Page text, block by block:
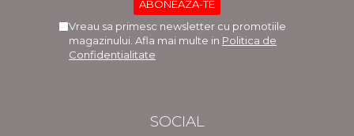
Vreau sa primesc newsletter cu promotiile
magazinului. Afla mai multe in Politica de
Confidentialitate
SOCIAL